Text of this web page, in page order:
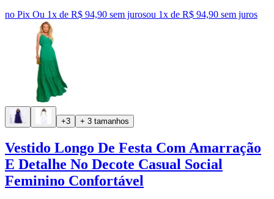
no Pix Ou 1x de R$ 94,90 sem jurosou 1x de R$ 94,90 sem juros
+3 + 3 tamanhos
Vestido Longo De Festa Com Amarração
E Detalhe No Decote Casual Social
Feminino Confortável